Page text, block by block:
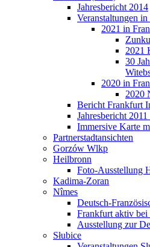
Jahresbericht 2014
Veranstaltungen
2021 in
2021
30
2020 in
2020
Bericht Frankfurt
Jahresbericht
Immersive Karte
Partnerstadtansichten
Gorzów Wlkp
Heilbronn
Foto-Ausstellung
Kadima-Zoran
Nîmes
Deutsch-
Frankfurt aktiv bei
Ausstellung zur
Słubice